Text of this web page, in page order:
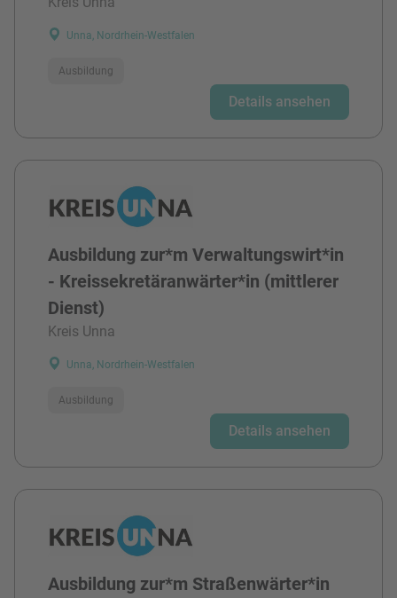
Unna, Nordrhein-Westfalen
Ausbildung
Details ansehen
Ausbildung zur*m Verwaltungswirt*in
- Kreissekretäranwärter*in (mittlerer
Dienst)
Kreis Unna
Unna, Nordrhein-Westfalen
Ausbildung
Details ansehen
Ausbildung zur*m Straßenwärter*in